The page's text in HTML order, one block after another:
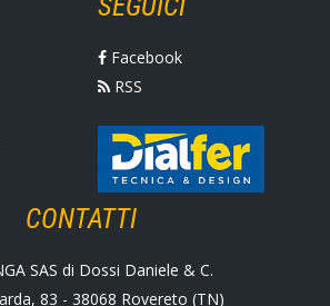
Facebook
RSS
CONTATTI
SAS di Dossi Daniele & C.
83 - 38068 Rovereto (TN)